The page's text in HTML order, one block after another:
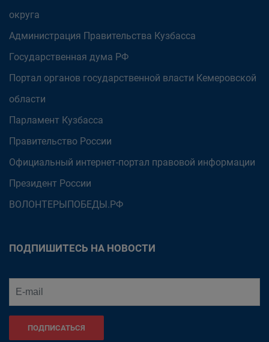
округа
Администрация Правительства Кузбасса
Государственная дума РФ
Портал органов государственной власти Кемеровской
области
Парламент Кузбасса
Правительство России
Официальный интернет-портал правовой информации
Президент России
ВОЛОНТЕРЫПОБЕДЫ.РФ
ПОДПИШИТЕСЬ НА НОВОСТИ
ПОДПИСАТЬСЯ